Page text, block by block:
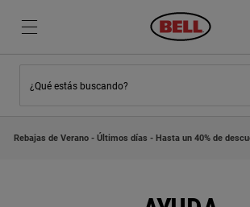
Novedades
Novedades
¿Qué estás buscando?
Rebajas de Verano - Últimos días - Hasta un 40% de